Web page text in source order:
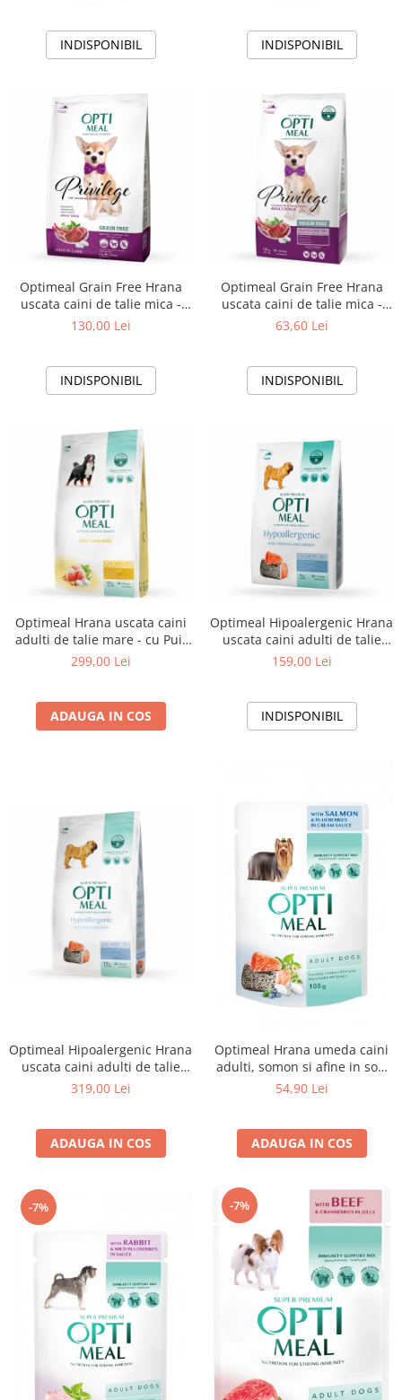
INDISPONIBIL INDISPONIBIL
Optimeal Grain Free Hrana
uscata caini de talie mica -
continut ridicat de miel, 4kg
130,00 Lei
INDISPONIBIL
Optimeal Grain Free Hrana
uscata caini de talie mica -
continut ridicat de miel 1,5 kg
63,60 Lei
INDISPONIBIL
Optimeal Hrana uscata caini
adulti de talie mare - cu Pui,
12kg
299,00 Lei
ADAUGA IN COS
Optimeal Hipoalergenic Hrana
uscata caini adulti de talie
medie si mare - cu somon,
159,00 Lei
INDISPONIBIL
Optimeal Hipoalergenic Hrana
uscata caini adulti de talie
medie si mare - cu somon,
319,00 Lei
ADAUGA IN COS
Optimeal Hrana umeda caini
adulti, somon si afine in sos,
12x0,1kg
54,90 Lei
ADAUGA IN COS
-7% -7%